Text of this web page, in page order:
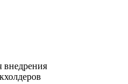
внедрения